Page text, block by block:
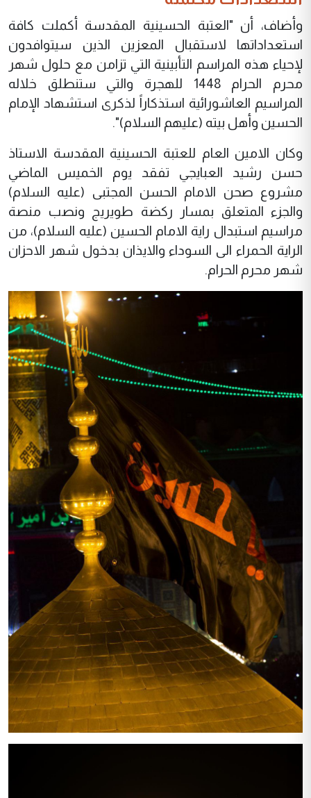
وأضاف، أن "العتبة الحسينية المقدسة أكملت كافة
استعداداتها لاستقبال المعزين الذين سيتوافدون
لإحياء هذه المراسم التأبينية التي تزامن مع حلول شهر
محرم الحرام 1448 للهجرة والتي ستنطلق خلاله
المراسيم العاشورائية استذكاراً لذكرى استشهاد الإمام
الحسين وأهل بيته (عليهم السلام)".
وكان الامين العام للعتبة الحسينية المقدسة الاستاذ
حسن رشيد العبايجي تفقد يوم الخميس الماضي
مشروع صحن الامام الحسن المجتبى (عليه السلام)
والجزء المتعلق بمسار ركضة طويريج ونصب منصة
مراسيم استبدال راية الامام الحسين (عليه السلام)، من
الراية الحمراء الى السوداء والايذان بدخول شهر الاحزان
شهر محرم الحرام.